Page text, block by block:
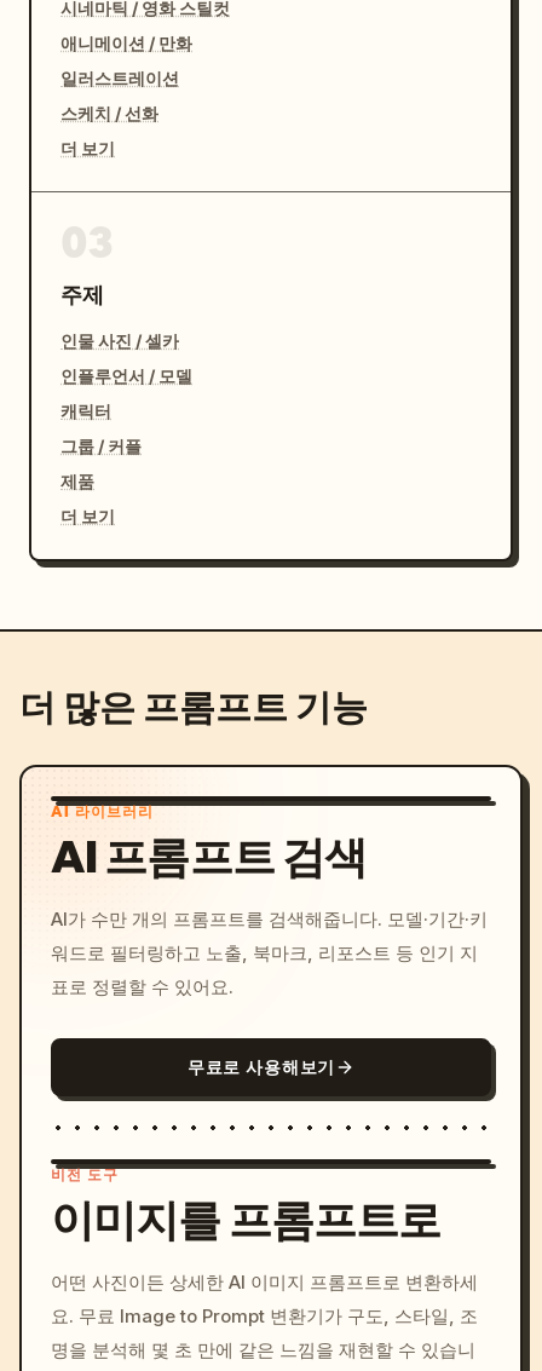
시네마틱 / 영화 스틸컷
애니메이션 / 만화
일러스트레이션
스케치 / 선화
더 보기
주제
인물 사진 / 셀카
인플루언서 / 모델
캐릭터
그룹 / 커플
제품
더 보기
더 많은 프롬프트 기능
AI 라이브러리
AI 프롬프트 검색
AI가 수만 개의 프롬프트를 검색해줍니다. 모델·기간·키
워드로 필터링하고 노출, 북마크, 리포스트 등 인기 지
표로 정렬할 수 있어요.
무료로 사용해보기
c, cyberpunk sunset, neon
colors, 8k --v 6.0
비전 도구
이미지를 프롬프트로
어떤 사진이든 상세한 AI 이미지 프롬프트로 변환하세
요. 무료 Image to Prompt 변환기가 구도, 스타일, 조
명을 분석해 몇 초 만에 같은 느낌을 재현할 수 있습니